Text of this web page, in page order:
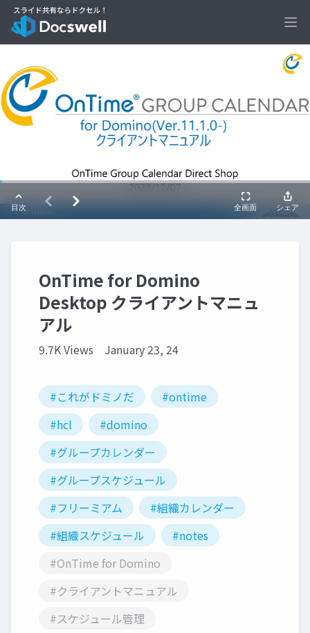
OnTime for Domino
Desktop クライアントマニュ
アル
9.7K Views January 23, 24
#これがドミノだ
#ontime
#hcl
#domino
#グループカレンダー
#グループスケジュール
#フリーミアム
#組織カレンダー
#組織スケジュール
#notes
#OnTime for Domino
#クライアントマニュアル
#スケジュール管理